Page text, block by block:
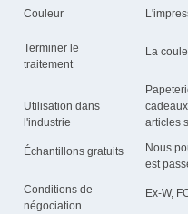
Couleur
Terminer le
traitement
La
Utilisation dans
l'industrie
articles
Échantillons gratuits
Nous
est
Conditions de
négociation
Ex-W,